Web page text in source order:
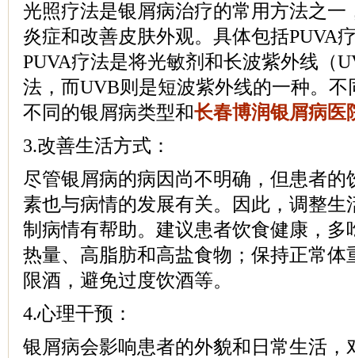
光照疗法是银屑病治疗的常用方法之一
炎症和改善皮肤外观。具体包括PUVA
PUVA疗法是将光敏剂和长波紫外线（
法，而UVB则是短波紫外线的一种。
不同的银屑病类型和长春博润银屑病医
3.改善生活方式：
尽管银屑病的病因尚不明确，但患者的
素也与病情的发展有关。因此，调整生
制病情有帮助。建议患者饮食健康，多
热量、高脂肪和高盐食物；保持正常体
限酒，避免过度饮酒等。
4.心理干预：
银屑病会影响患者的外貌和日常生活，